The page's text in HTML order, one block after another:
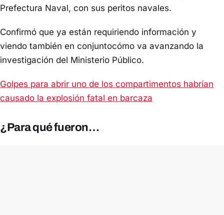
Prefectura Naval, con sus peritos navales.
Confirmó que ya están requiriendo información y
viendo también en conjuntocómo va avanzando la
investigación del Ministerio Público.
Golpes para abrir uno de los compartimentos habrían
causado la explosión fatal en barcaza
¿Para qué fueron…